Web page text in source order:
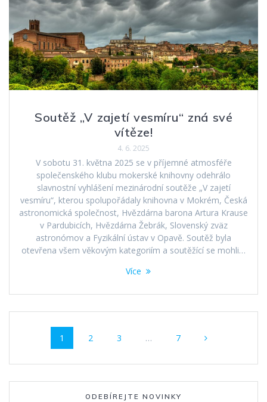
Soutěž „V zajetí vesmíru“ zná své
vítěze!
4. 6. 2025
V sobotu 31. května 2025 se v příjemné atmosféře
společenského klubu mokerské knihovny odehrálo
slavnostní vyhlášení mezinárodní soutěže „V zajetí
vesmíru“, kterou spolupořádaly knihovna v Mokrém, Česká
astronomická společnost, Hvězdárna barona Artura Krause
v Pardubicích, Hvězdárna Žebrák, Slovenský zväz
astronómov a Fyzikální ústav v Opavě. Soutěž byla
otevřena všem věkovým kategoriím a soutěžící se mohli…
Více
Příspěvek
navigace
Stránka
1 Stránka
2 Stránka
3 … Stránka
7
ODEBÍREJTE NOVINKY